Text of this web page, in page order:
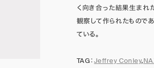
く向き合った結果生まれ
観察して作られたもので
ている。
TAG：Jeffrey Conley,